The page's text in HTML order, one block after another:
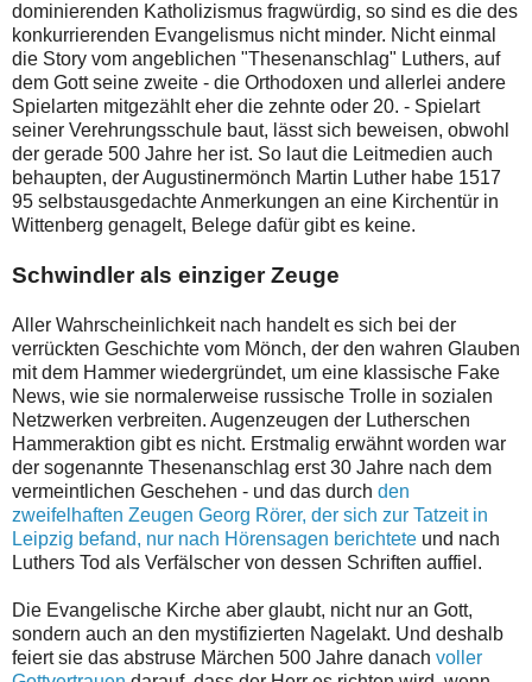
dominierenden Katholizismus fragwürdig, so sind es die des
konkurrierenden Evangelismus nicht minder. Nicht einmal
die Story vom angeblichen "Thesenanschlag" Luthers, auf
dem Gott seine zweite - die Orthodoxen und allerlei andere
Spielarten mitgezählt eher die zehnte oder 20. - Spielart
seiner Verehrungsschule baut, lässt sich beweisen, obwohl
der gerade 500 Jahre her ist. So laut die Leitmedien auch
behaupten, der Augustinermönch Martin Luther habe 1517
95 selbstausgedachte Anmerkungen an eine Kirchentür in
Wittenberg genagelt, Belege dafür gibt es keine.
Schwindler als einziger Zeuge
Aller Wahrscheinlichkeit nach handelt es sich bei der
verrückten Geschichte vom Mönch, der den wahren Glauben
mit dem Hammer wiedergründet, um eine klassische Fake
News, wie sie normalerweise russische Trolle in sozialen
Netzwerken verbreiten. Augenzeugen der Lutherschen
Hammeraktion gibt es nicht. Erstmalig erwähnt worden war
der sogenannte Thesenanschlag erst 30 Jahre nach dem
vermeintlichen Geschehen - und das durch den
zweifelhaften Zeugen Georg Rörer, der sich zur Tatzeit in
Leipzig befand, nur nach Hörensagen berichtete und nach
Luthers Tod als Verfälscher von dessen Schriften auffiel.
Die Evangelische Kirche aber glaubt, nicht nur an Gott,
sondern auch an den mystifizierten Nagelakt. Und deshalb
feiert sie das abstruse Märchen 500 Jahre danach voller